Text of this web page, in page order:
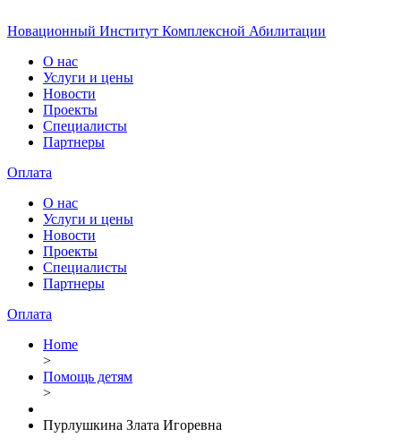
Новационный Институт Комплексной Абилитации
О нас
Услуги и цены
Новости
Проекты
Специалисты
Партнеры
Оплата
О нас
Услуги и цены
Новости
Проекты
Специалисты
Партнеры
Оплата
Home
>
Помощь детям
>
Пурлушкина Злата Игоревна